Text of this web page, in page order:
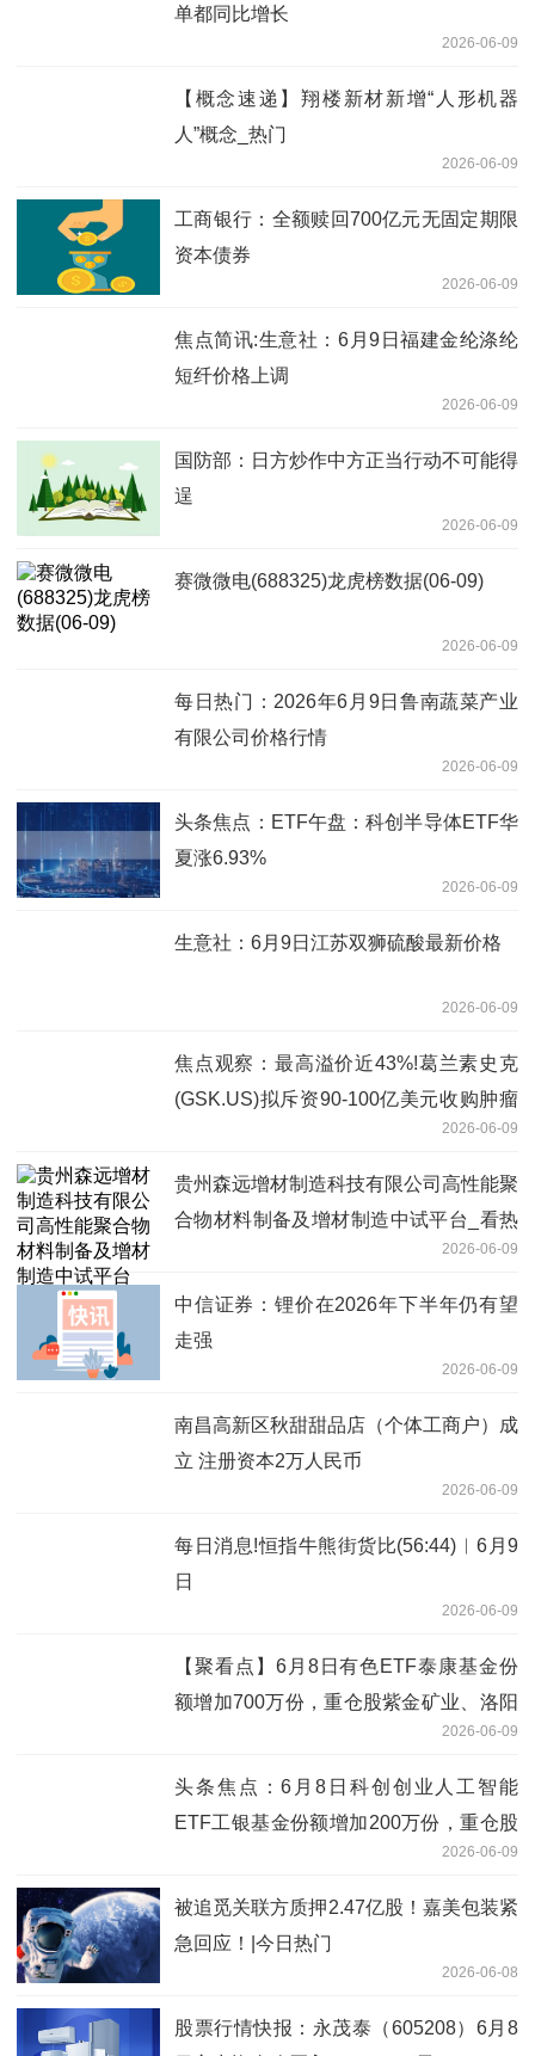
单都同比增长
2026-06-09
【概念速递】翔楼新材新增“人形机器
人”概念_热门
2026-06-09
工商银行：全额赎回700亿元无固定期限
资本债券
2026-06-09
焦点简讯:生意社：6月9日福建金纶涤纶
短纤价格上调
2026-06-09
国防部：日方炒作中方正当行动不可能得
逞
2026-06-09
赛微微电(688325)龙虎榜数据(06-09)
2026-06-09
每日热门：2026年6月9日鲁南蔬菜产业
有限公司价格行情
2026-06-09
头条焦点：ETF午盘：科创半导体ETF华
夏涨6.93%
2026-06-09
生意社：6月9日江苏双狮硫酸最新价格
2026-06-09
焦点观察：最高溢价近43%!葛兰素史克
(GSK.US)拟斥资90-100亿美元收购肿瘤
2026-06-09
贵州森远增材制造科技有限公司高性能聚
合物材料制备及增材制造中试平台_看热
2026-06-09
中信证券：锂价在2026年下半年仍有望
走强
2026-06-09
南昌高新区秋甜甜品店（个体工商户）成
立 注册资本2万人民币
2026-06-09
每日消息!恒指牛熊街货比(56:44)︱6月9
日
2026-06-09
【聚看点】6月8日有色ETF泰康基金份
额增加700万份，重仓股紫金矿业、洛阳
2026-06-09
头条焦点：6月8日科创创业人工智能
ETF工银基金份额增加200万份，重仓股
2026-06-09
被追觅关联方质押2.47亿股！嘉美包装紧
急回应！|今日热门
2026-06-08
股票行情快报：永茂泰（605208）6月8